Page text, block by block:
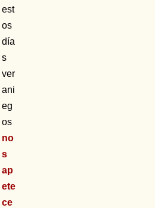
est
os
día
s
ver
ani
eg
os
no
s
ap
ete
ce